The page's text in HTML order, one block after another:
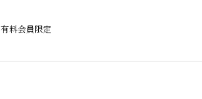
有料会員限定